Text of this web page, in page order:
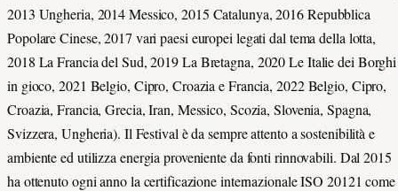
2013 Ungheria, 2014 Messico, 2015 Catalunya, 2016 Repubblica
Popolare Cinese, 2017 vari paesi europei legati dal tema della lotta,
2018 La Francia del Sud, 2019 La Bretagna, 2020 Le Italie dei Borghi
in gioco, 2021 Belgio, Cipro, Croazia e Francia, 2022 Belgio, Cipro,
Croazia, Francia, Grecia, Iran, Messico, Scozia, Slovenia, Spagna,
Svizzera, Ungheria). Il Festival è da sempre attento a sostenibilità e
ambiente ed utilizza energia proveniente da fonti rinnovabili. Dal 2015
ha ottenuto ogni anno la certificazione internazionale ISO 20121 come